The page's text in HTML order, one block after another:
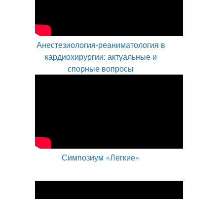
Анестезиология-реаниматология в
кардиохирургии: актуальные и
спорные вопросы
Симпозиум «Легкие»